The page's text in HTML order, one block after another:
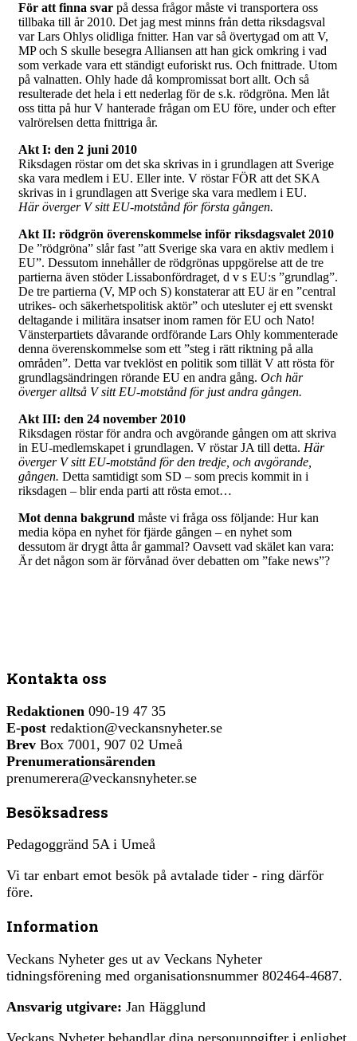
För att finna svar på dessa frågor måste vi transportera oss
tillbaka till år 2010. Det jag mest minns från detta riksdagsval
var Lars Ohlys olidliga fnitter. Han var så övertygad om att V,
MP och S skulle besegra Alliansen att han gick omkring i vad
som verkade vara ett ständigt euforiskt rus. Och fnittrade. Utom
på valnatten. Ohly hade då kompromissat bort allt. Och så
resulterade det hela i ett nederlag för de s.k. rödgröna. Men låt
oss titta på hur V hanterade frågan om EU före, under och efter
valrörelsen detta fnittriga år.
Akt I: den 2 juni 2010
Riksdagen röstar om det ska skrivas in i grundlagen att Sverige
ska vara medlem i EU. Eller inte. V röstar FÖR att det SKA
skrivas in i grundlagen att Sverige ska vara medlem i EU.
Här överger V sitt EU-motstånd för första gången.
Akt II: rödgrön överenskommelse inför riksdagsvalet 2010
De ”rödgröna” slår fast ”att Sverige ska vara en aktiv medlem i
EU”. Dessutom innehåller de rödgrönas uppgörelse att de tre
partierna även stöder Lissabonfördraget, d v s EU:s ”grundlag”.
De tre partierna (V, MP och S) konstaterar att EU är en ”central
utrikes- och säkerhetspolitisk aktör” och utesluter ej ett svenskt
deltagande i militära insatser inom ramen för EU och Nato!
Vänsterpartiets dåvarande ordförande Lars Ohly kommenterade
denna överenskommelse som ett ”steg i rätt riktning på alla
områden”. Detta var tveklöst en politik som tillät V att rösta för
grundlagsändringen rörande EU en andra gång. Och här
överger alltså V sitt EU-motstånd för just andra gången.
Akt III: den 24 november 2010
Riksdagen röstar för andra och avgörande gången om att skriva
in EU-medlemskapet i grundlagen. V röstar JA till detta. Här
överger V sitt EU-motstånd för den tredje, och avgörande,
gången. Detta samtidigt som SD – som precis kommit in i
riksdagen – blir enda parti att rösta emot…
Mot denna bakgrund måste vi fråga oss följande: Hur kan
media köpa en nyhet för fjärde gången – en nyhet som
dessutom är drygt åtta år gammal? Oavsett vad skälet kan vara:
Är det någon som är förvånad över debatten om ”fake news”?
Kontakta oss
Redaktionen 090-19 47 35
E-post redaktion@veckansnyheter.se
Brev Box 7001, 907 02 Umeå
Prenumerationsärenden
prenumerera@veckansnyheter.se
Besöksadress
Pedagoggränd 5A i Umeå
Vi tar enbart emot besök på avtalade tider - ring därför
före.
Information
Veckans Nyheter ges ut av Veckans Nyheter
tidningsförening med organisationsnummer 802464-4687.
Ansvarig utgivare: Jan Hägglund
Veckans Nyheter behandlar dina personuppgifter i enlighet